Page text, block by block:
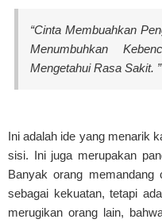
“Cinta Membuahkan
Menumbuhkan
Mengetahui Rasa Sakit. ”
Ini adalah ide yang menarik
sisi. Ini juga merupakan
Banyak orang memandang
sebagai kekuatan, tetapi
merugikan orang lain,